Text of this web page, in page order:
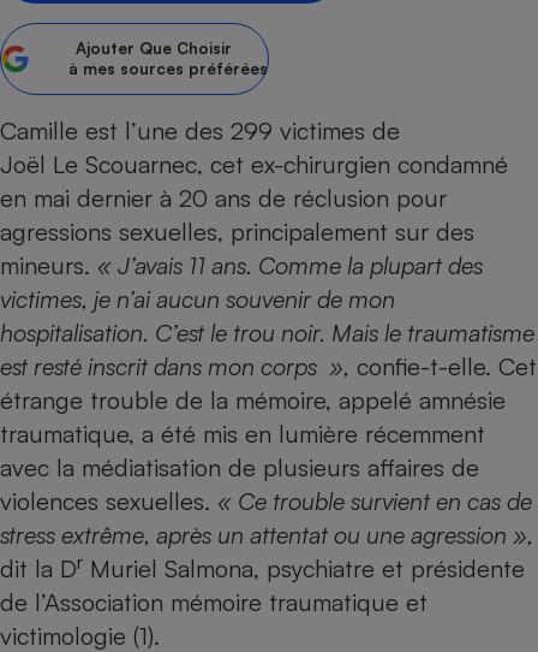
Ajouter Que Choisir
à mes sources préférées
Camille est l’une des 299 victimes de
Joël Le Scouarnec, cet ex-chirurgien condamné
en mai dernier à 20 ans de réclusion pour
agressions sexuelles, principalement sur des
mineurs. « J’avais 11 ans. Comme la plupart des
victimes, je n’ai aucun souvenir de mon
hospitalisation. C’est le trou noir. Mais le traumatisme
est resté inscrit dans mon corps », confie-t-elle. Cet
étrange trouble de la mémoire, appelé amnésie
traumatique, a été mis en lumière récemment
avec la médiati­sation de plusieurs affaires de
violences sexuelles. « Ce trouble survient en cas de
stress extrême, après un attentat ou une agression »,
dit la Dr Muriel Salmona, psychiatre et présidente
de l’Association mémoire traumatique et
victimologie (1).
bouteille
Banque
Plaque de cuisson à
induction
Téléviseur
Téléphone mobile -
Smartphone
Matelas
Radiateur électrique
Antimoustique